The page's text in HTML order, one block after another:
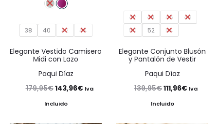
38 40 42 44
Elegante Vestido Camisero
Midi con Lazo
Paqui Díaz
179,95€El
precio
143,96€ElIva
Incluido
42 44 46
48
50
52 54
Elegante Conjunto Blusón
y Pantalón de Vestir
Paqui Díaz
139,95€El
precio
111,96€ElIva
Incluido